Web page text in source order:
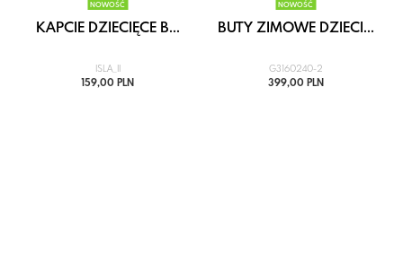
NOWOŚĆ
KAPCIE DZIECIĘCE B...
ISLA_II
159,00 PLN
NOWOŚĆ
BUTY ZIMOWE DZIECI...
G3160240-2
399,00 PLN